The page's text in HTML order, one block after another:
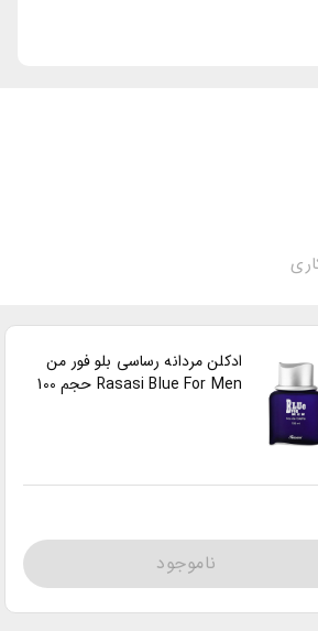
ادکلن مردانه رساسی بلو فور من
Rasasi Blue For Men حجم 100
ناموجود